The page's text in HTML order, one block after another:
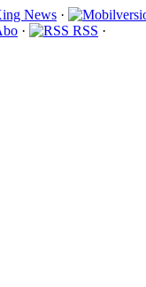
·
· RSS ·